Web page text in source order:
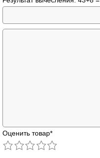
Оценить товар*